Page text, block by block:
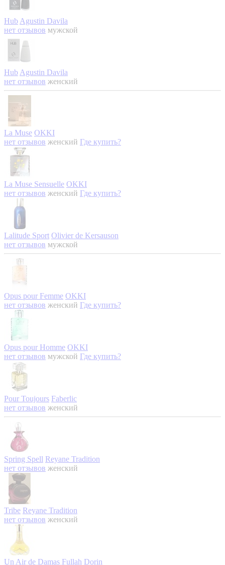
Hub Agustin Davila
нет отзывов мужской
Hub Agustin Davila
нет отзывов женский
La Muse OKKI
нет отзывов женский Где купить?
La Muse Sensuelle OKKI
нет отзывов женский Где купить?
Lalitude Sport Olivier de Kersauson
нет отзывов мужской
Opus pour Femme OKKI
нет отзывов женский Где купить?
Opus pour Homme OKKI
нет отзывов мужской Где купить?
Pour Toujours Faberlic
нет отзывов женский
Spring Spell Reyane Tradition
нет отзывов женский
Tribe Reyane Tradition
нет отзывов женский
Un Air de Damas Fullah Dorin